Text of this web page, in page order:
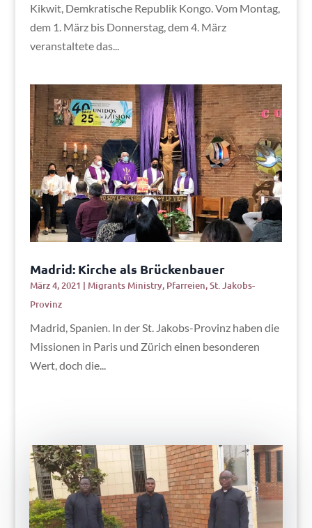
Kikwit, Demkratische Republik Kongo. Vom Montag,
dem 1. März bis Donnerstag, dem 4. März
veranstaltete das...
Madrid: Kirche als Brückenbauer
März 4, 2021 | Migrants Ministry, Pfarreien,St. Jakobs-
Provinz
Madrid, Spanien. In der St. Jakobs-Provinz haben die
Missionen in Paris und Zürich einen besonderen
Wert, doch die...